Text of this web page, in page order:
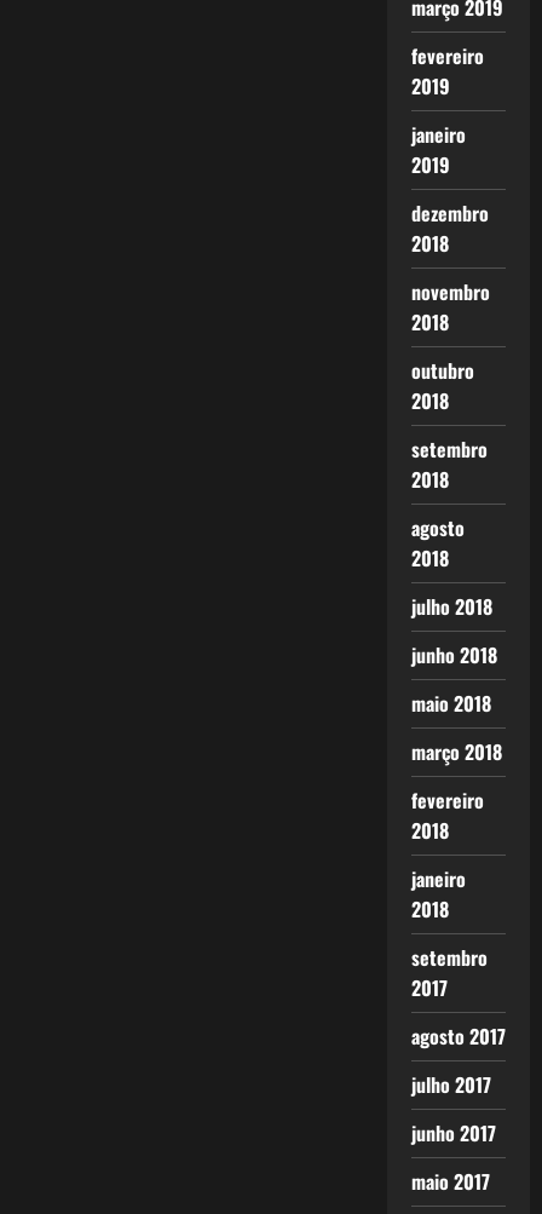
março 2019
fevereiro
2019
janeiro
2019
dezembro
2018
novembro
2018
outubro
2018
setembro
2018
agosto
2018
julho 2018
junho 2018
maio 2018
março 2018
fevereiro
2018
janeiro
2018
setembro
2017
agosto 2017
julho 2017
junho 2017
maio 2017